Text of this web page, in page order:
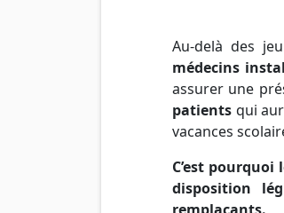
Au-delà des
médecins
assurer une
patients qui
vacances
C’est
disposition